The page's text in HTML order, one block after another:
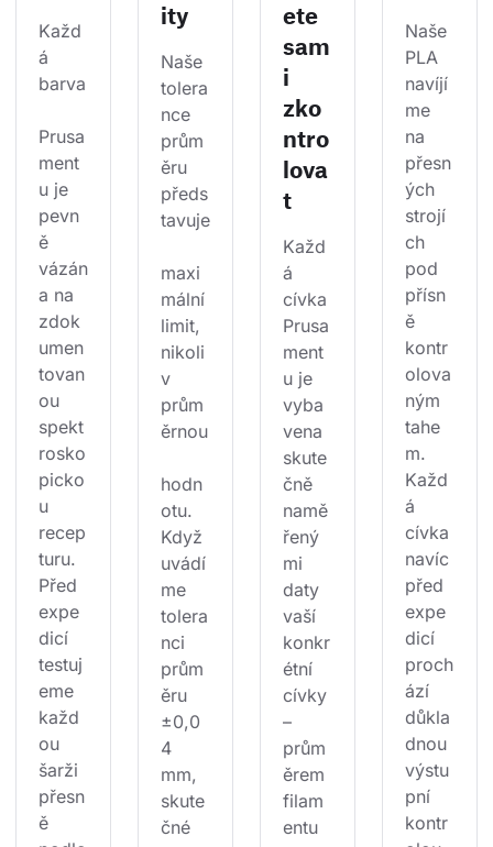
Každ
á
barva
Prusa
ment
u je
pevn
ě
vázán
a na
zdok
umen
tovan
ou
spekt
rosko
picko
u
recep
turu.
Před
expe
dicí
testuj
eme
každ
ou
šarži
přesn
ě
ity
Naše
tolera
nce
prům
ěru
předs
tavuje
maxi
mální
limit,
nikoli
v
prům
ěrnou
hodn
otu.
Když
uvádí
me
tolera
nci
prům
ěru
±0,0
4
mm,
skute
čné
ete
sam
i
zko
ntro
lova
t
Každ
á
cívka
Prusa
ment
u je
vyba
vena
skute
čně
namě
řený
mi
daty
vaší
konkr
étní
cívky
–
prům
ěrem
filam
entu
Naše
PLA
navíjí
me
na
přesn
ých
strojí
ch
pod
přísn
ě
kontr
olova
ným
tahe
m.
Každ
á
cívka
navíc
před
expe
dicí
proch
ází
důkla
dnou
výstu
pní
kontr